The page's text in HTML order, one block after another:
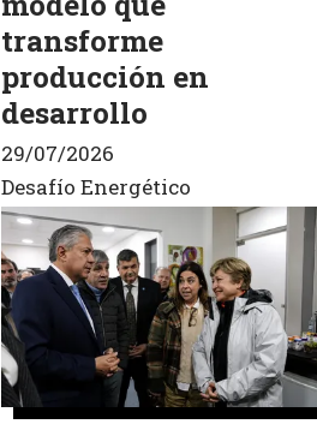
transforme
producción en
desarrollo
Desafío Energético
29/07/2026